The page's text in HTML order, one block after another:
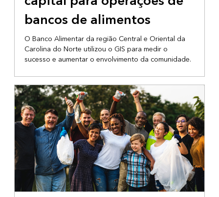
bancos de alimentos
O Banco Alimentar da região Central e Oriental da
Carolina do Norte utilizou o GIS para medir o
sucesso e aumentar o envolvimento da comunidade.